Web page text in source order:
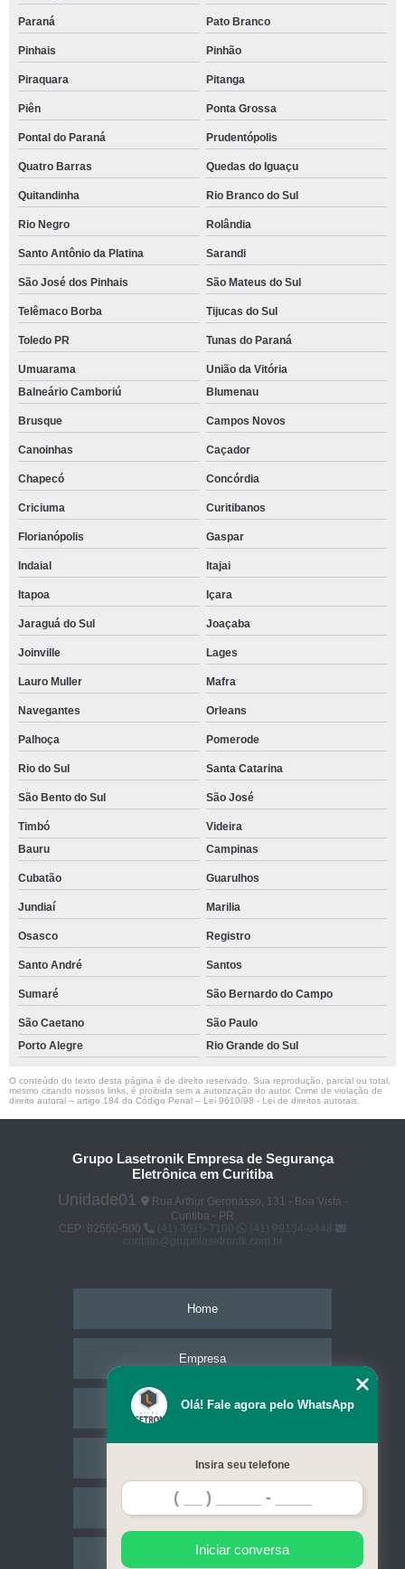
Paraná Pato Branco
Pinhais Pinhão
Piraquara Pitanga
Piên Ponta Grossa
Pontal do Paraná Prudentópolis
Quatro Barras Quedas do Iguaçu
Quitandinha Rio Branco do Sul
Rio Negro Rolândia
Santo Antônio da Platina Sarandi
São José dos Pinhais São Mateus do Sul
Telêmaco Borba Tijucas do Sul
Toledo PR Tunas do Paraná
Umuarama
União da Vitória
Balneário Camboriú
Blumenau
Brusque Campos Novos
Canoinhas Caçador
Chapecó Concórdia
Criciuma Curitibanos
Florianópolis Gaspar
Indaial Itajai
Itapoa Içara
Jaraguá do Sul Joaçaba
Joinville Lages
Lauro Muller Mafra
Navegantes Orleans
Palhoça Pomerode
Rio do Sul Santa Catarina
São Bento do Sul São José
Timbó
Videira
Bauru
Campinas
Cubatão Guarulhos
Jundiaí Marilia
Osasco Registro
Santo André Santos
Sumaré São Bernardo do Campo
São Caetano
São Paulo
Porto Alegre
Rio Grande do Sul
O conteúdo do texto desta página é de direito reservado. Sua reprodução, parcial ou total,
mesmo citando nossos links, é proibida sem a autorização do autor. Crime de violação de
direito autoral – artigo 184 do Código Penal – Lei 9610/98 - Lei de direitos autorais
Grupo Lasetronik Empresa de Segurança
Eletrônica em Curitiba
Unidade01
Rua Arthur Geronasso, 131 - Boa Vista -
Curitiba - PR
CEP: 82560-500
(41) 3015-7100
(41) 99134-0448
contato@grupolasetronik.com.br
Home
Empresa
Missão
Serviços
Contato
Mapa do site
Olá! Fale agora pelo WhatsApp
Insira seu telefone
Iniciar conversa